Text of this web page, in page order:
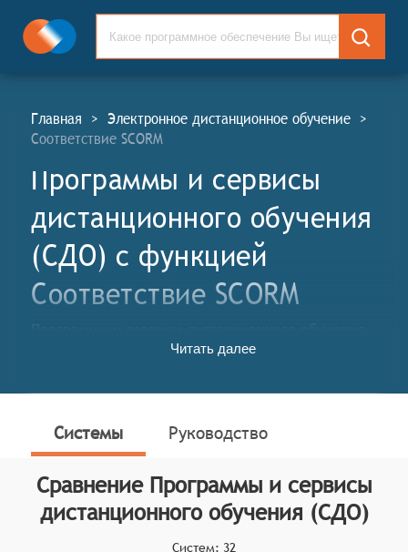
Главная > Электронное дистанционное обучение >
Соответствие SCORM
Программы и сервисы
дистанционного обучения
(СДО) c функцией
Соответствие SCORM
(СДО, англ. Distance Learning Software and Services,
предназначенные для организации и проведения
в себе различные инструменты и ресурсы,
направленные на поддержку обучения,
преподавания и управления образовательным
процессом в условиях удалённого взаимодействия.
Читать далее
Системы Руководство
Сравнение Программы и сервисы
дистанционного обучения (СДО)
Систем: 32